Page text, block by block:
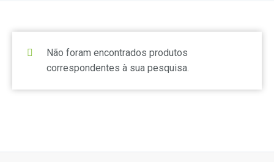
Não foram encontrados produtos
correspondentes à sua pesquisa.